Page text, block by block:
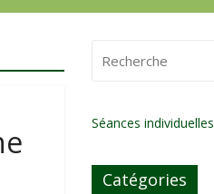
Séances individuelles
Catégories